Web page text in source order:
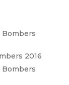
Bombers
2016
Bombers